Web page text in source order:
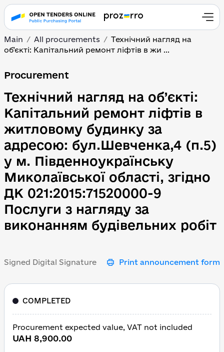
Main All procurements
Технічний нагляд на
об’єкті: Капітальний ремонт ліфтів в жи ...
Технічний нагляд на
Procurement
Технічний нагляд на об’єкті:
Капітальний ремонт ліфтів в
житловому будинку за
адресою: бул.Шевченка,4 (п.5)
у м. Південноукраїнську
Миколаївської області, згідно
ДК 021:2015:71520000-9
Послуги з нагляду за
виконанням будівельних робіт
Signed Digital Signature Print announcement form
COMPLETED
Procurement expected value, VAT not included
UAH 8,900.00